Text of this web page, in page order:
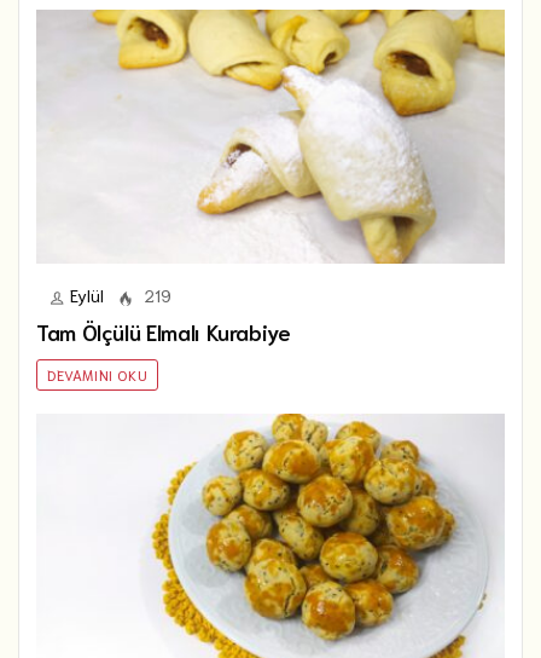
Eylül 219
Tam Ölçülü Elmalı Kurabiye
DEVAMINI OKU